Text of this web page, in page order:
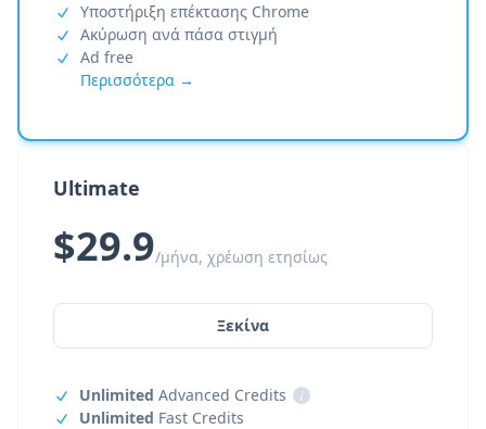
Υποστήριξη επέκτασης Chrome
Ακύρωση ανά πάσα στιγμή
Ad free
Περισσότερα →
Ultimate
$29.9/μήνα, χρέωση ετησίως
Ξεκίνα
Unlimited Advanced Credits
i
Unlimited Fast Credits